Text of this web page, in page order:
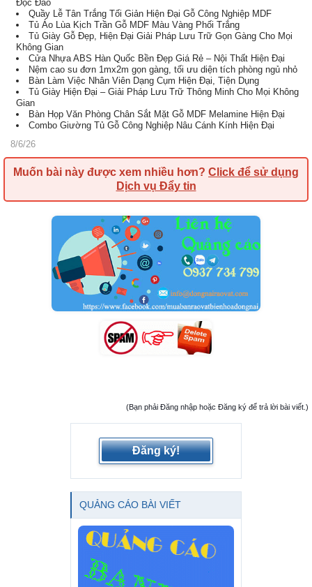
Độc Đáo
Quầy Lễ Tân Trắng Tối Giản Hiện Đại Gỗ Công Nghiệp MDF
Tủ Áo Lùa Kịch Trần Gỗ MDF Màu Vàng Phối Trắng
Tủ Giày Gỗ Đẹp, Hiện Đại Giải Pháp Lưu Trữ Gọn Gàng Cho Mọi
Không Gian
Cửa Nhựa ABS Hàn Quốc Bền Đẹp Giá Rẻ – Nội Thất Hiện Đại
Nệm cao su đơn 1mx2m gọn gàng, tối ưu diện tích phòng ngủ nhỏ
Bàn Làm Việc Nhân Viên Dạng Cụm Hiện Đại, Tiện Dụng
Tủ Giày Hiện Đại – Giải Pháp Lưu Trữ Thông Minh Cho Mọi Không
Gian
Bàn Họp Văn Phòng Chân Sắt Mặt Gỗ MDF Melamine Hiện Đại
Combo Giường Tủ Gỗ Công Nghiệp Nâu Cánh Kính Hiện Đại
8/6/26
Muốn bài này được xem nhiều hơn? Click để sử dụng
Dịch vụ Đẩy tin
(Bạn phải Đăng nhập hoặc Đăng ký để trả lời bài viết.)
Đăng ký!
QUẢNG CÁO BÀI VIẾT